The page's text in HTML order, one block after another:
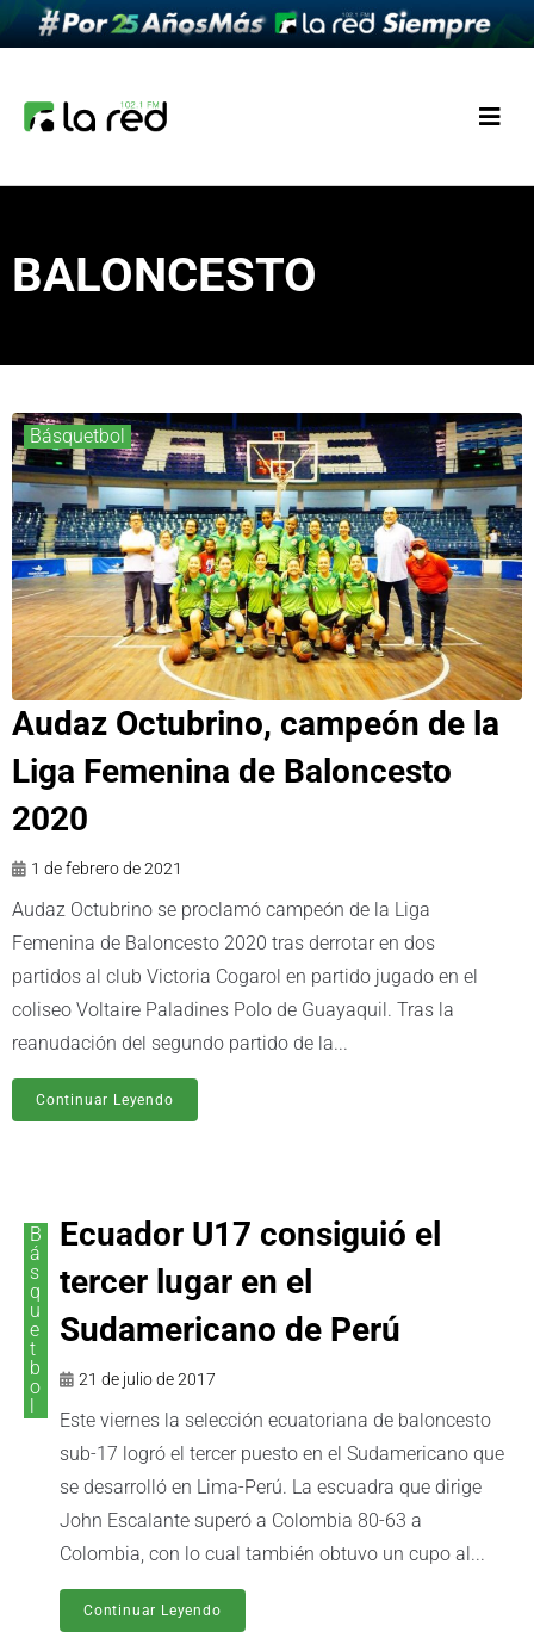
BALONCESTO
Básquetbol
Audaz Octubrino, campeón de la
Liga Femenina de Baloncesto
2020
1 de febrero de 2021
Audaz Octubrino se proclamó campeón de la Liga
Femenina de Baloncesto 2020 tras derrotar en dos
partidos al club Victoria Cogarol en partido jugado en el
coliseo Voltaire Paladines Polo de Guayaquil. Tras la
reanudación del segundo partido de la...
Continuar Leyendo
B
á
s
q
u
e
t
b
o
l
Ecuador U17 consiguió el
tercer lugar en el
Sudamericano de Perú
21 de julio de 2017
Este viernes la selección ecuatoriana de baloncesto
sub-17 logró el tercer puesto en el Sudamericano que
se desarrolló en Lima-Perú. La escuadra que dirige
John Escalante superó a Colombia 80-63 a
Colombia, con lo cual también obtuvo un cupo al...
Continuar Leyendo